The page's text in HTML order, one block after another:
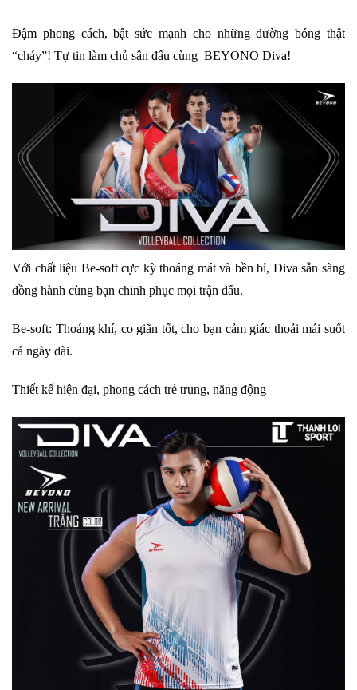
Đậm phong cách, bật sức mạnh cho những đường bóng thật
“cháy”! Tự tin làm chủ sân đấu cùng BEYONO Diva!
Với chất liệu Be-soft cực kỳ thoáng mát và bền bỉ, Diva sẵn sàng
đồng hành cùng bạn chinh phục mọi trận đấu.
Be-soft: Thoáng khí, co giãn tốt, cho bạn cảm giác thoải mái suốt
cả ngày dài.
Thiết kế hiện đại, phong cách trẻ trung, năng động